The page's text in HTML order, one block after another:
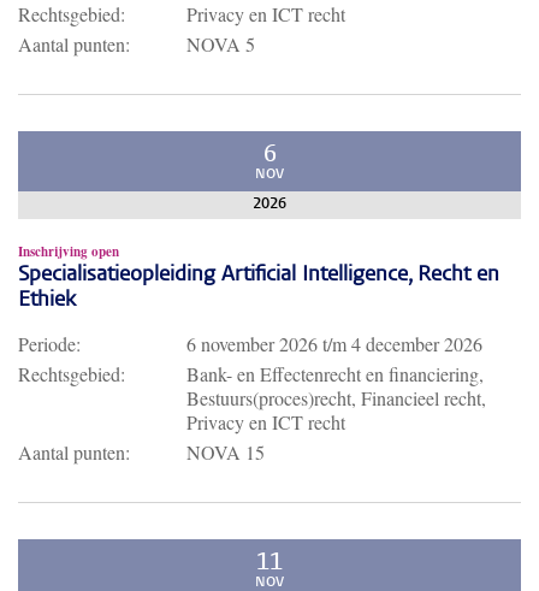
Rechtsgebied:
Privacy en ICT recht
Aantal punten:
NOVA 5
6
NOV
2026
Inschrijving open
Specialisatieopleiding Artificial Intelligence, Recht en
Ethiek
Periode: 6 november 2026t/m4 december 2026
Rechtsgebied:
Bank- en Effectenrecht en financiering,
Bestuurs(proces)recht, Financieel recht,
Privacy en ICT recht
Aantal punten:
NOVA 15
11
NOV